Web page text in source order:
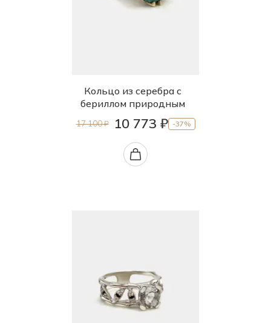
Кольцо из серебра с
бериллом природным
17 100 ₽ 10 773 ₽ -37%